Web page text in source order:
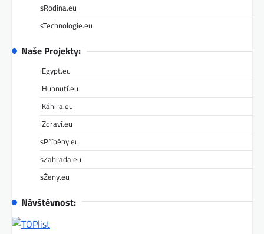
sRodina.eu
sTechnologie.eu
Naše Projekty:
iEgypt.eu
iHubnutí.eu
iKáhira.eu
iZdraví.eu
sPříběhy.eu
sZahrada.eu
sŽeny.eu
Návštěvnost: